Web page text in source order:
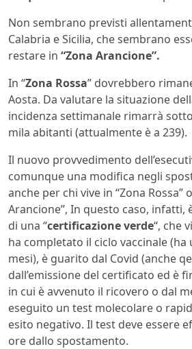
Non sembrano previsti
Calabria e Sicilia, che sembrano
restare in “Zona Arancione”.
In “Zona Rossa” dovrebbero
Aosta. Da valutare la situazione
incidenza settimanale rimarrà
mila abitanti (attualmente è a 239).
Il nuovo provvedimento
comunque una modifica negli
anche per chi vive in “Zona Rossa”
Arancione”, In questo caso, infatti,
di una “certificazione verde“, che
ha completato il ciclo vaccinale (ha
mesi), è guarito dal Covid (anche
dall’emissione del certificato ed è
in cui è avvenuto il ricovero o dal
eseguito un test molecolare o
esito negativo. Il test deve essere
ore dallo spostamento.